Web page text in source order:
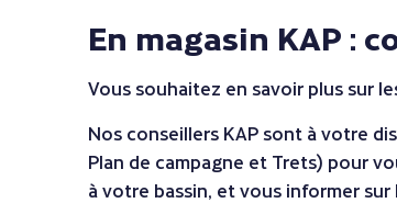
En magasin KAP :
Vous souhaitez en savoir plus sur
Nos conseillers KAP sont à votre
Plan de campagne et Trets) pour
à votre bassin, et vous informer